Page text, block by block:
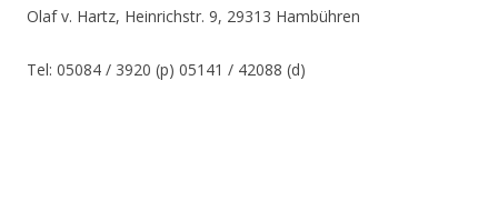
Olaf v. Hartz, Heinrichstr. 9, 29313 Hambühren
Tel: 05084 / 3920 (p) 05141 / 42088 (d)